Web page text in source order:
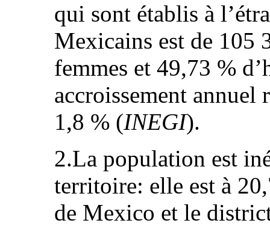
qui sont établis à
Mexicains est de 105
femmes et 49,73 %
accroissement
1,8 % (INEGI).
2.La population est
territoire: elle est à
de Mexico et le